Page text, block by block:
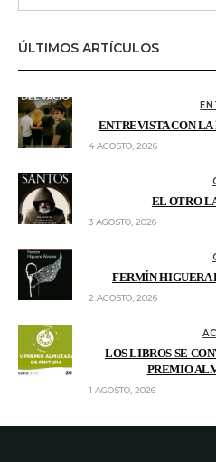
ÚLTIMOS ARTÍCULOS
ENTREVISTA CON
4 AGOSTO, 2026
EL OTRO
3 AGOSTO, 2026
FERMÍN HIGUERA
2 AGOSTO, 2026
LOS LIBROS SE
PREMIO
1 AGOSTO, 2026